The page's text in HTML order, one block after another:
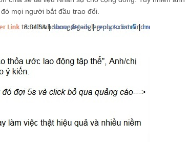
mọi người bắt đầu trao đổi.